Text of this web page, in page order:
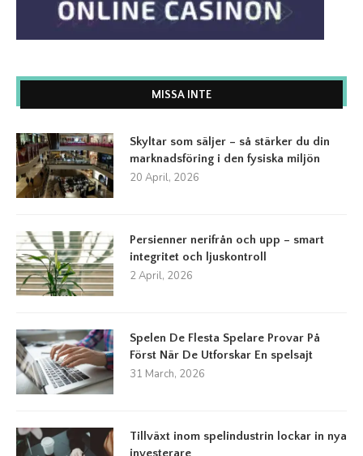
MISSA INTE
Skyltar som säljer – så stärker du din
marknadsföring i den fysiska miljön
20 April, 2026
Persienner nerifrån och upp – smart
integritet och ljuskontroll
2 April, 2026
Spelen De Flesta Spelare Provar På
Först När De Utforskar En spelsajt
31 March, 2026
Tillväxt inom spelindustrin lockar in nya